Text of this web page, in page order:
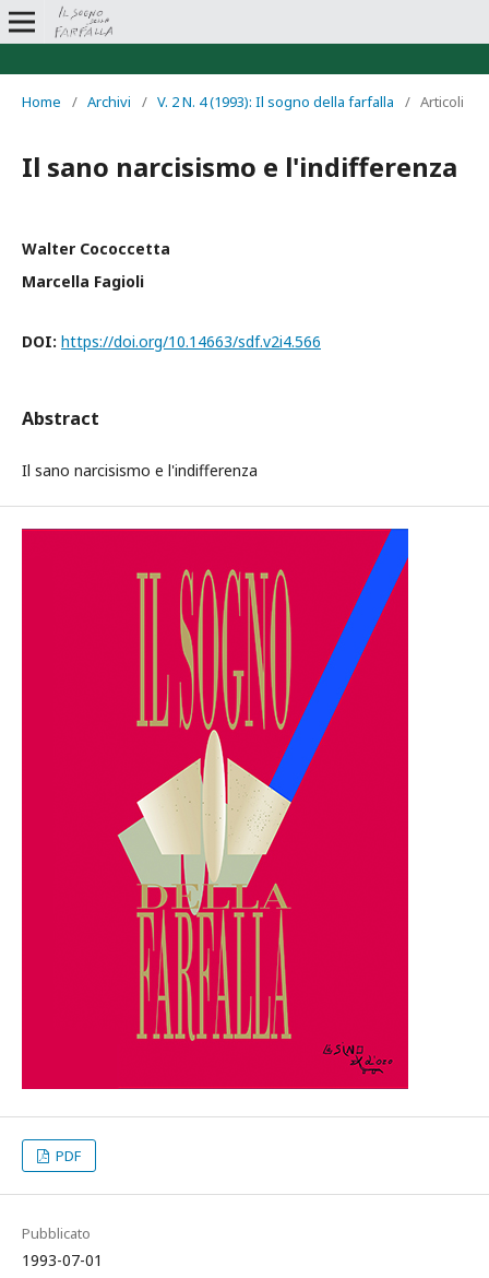
Home / Archivi / V. 2 N. 4 (1993): Il sogno della farfalla / Articoli
Il sano narcisismo e l'indifferenza
Walter Cococcetta
Marcella Fagioli
DOI: https://doi.org/10.14663/sdf.v2i4.566
Abstract
Il sano narcisismo e l'indifferenza
PDF
Pubblicato
1993-07-01